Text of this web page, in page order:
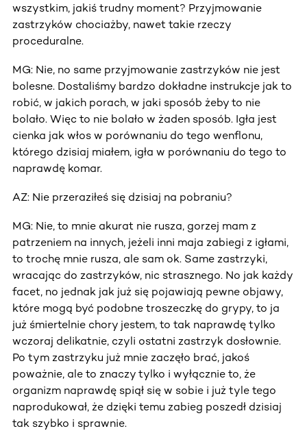
wszystkim, jakiś trudny moment? Przyjmowanie
zastrzyków chociażby, nawet takie rzeczy
proceduralne.
MG: Nie, no same przyjmowanie zastrzyków nie jest
bolesne. Dostaliśmy bardzo dokładne instrukcje jak to
robić, w jakich porach, w jaki sposób żeby to nie
bolało. Więc to nie bolało w żaden sposób. Igła jest
cienka jak włos w porównaniu do tego wenflonu,
którego dzisiaj miałem, igła w porównaniu do tego to
naprawdę komar.
AZ: Nie przeraziłeś się dzisiaj na pobraniu?
MG: Nie, to mnie akurat nie rusza, gorzej mam z
patrzeniem na innych, jeżeli inni maja zabiegi z igłami,
to trochę mnie rusza, ale sam ok. Same zastrzyki,
wracając do zastrzyków, nic strasznego. No jak każdy
facet, no jednak jak już się pojawiają pewne objawy,
które mogą być podobne troszeczkę do grypy, to ja
już śmiertelnie chory jestem, to tak naprawdę tylko
wczoraj delikatnie, czyli ostatni zastrzyk dosłownie.
Po tym zastrzyku już mnie zaczęło brać, jakoś
poważnie, ale to znaczy tylko i wyłącznie to, że
organizm naprawdę spiął się w sobie i już tyle tego
naprodukował, że dzięki temu zabieg poszedł dzisiaj
tak szybko i sprawnie.